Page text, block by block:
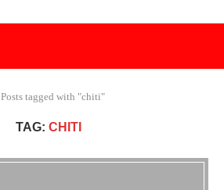
Posts tagged with "chiti"
TAG: CHITI